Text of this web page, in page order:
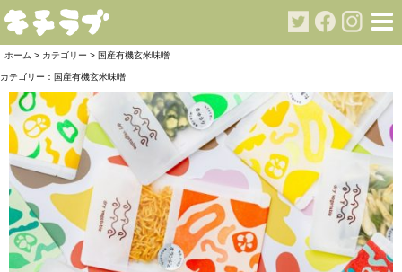
ホーム > カテゴリー > 国産有機玄米味噌
カテゴリー： 国産有機玄米味噌